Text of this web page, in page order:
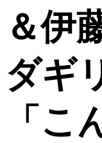
＆伊
ダギ
「こ